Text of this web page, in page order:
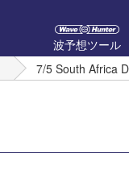
波予想ツール
7/5 South Africa